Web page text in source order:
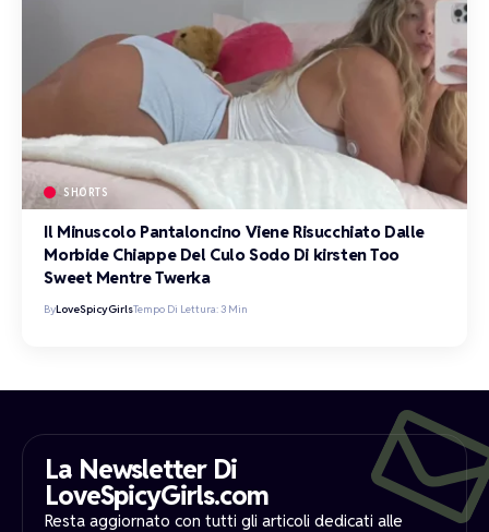
SHORTS
Il Minuscolo Pantaloncino Viene Risucchiato Dalle
Morbide Chiappe Del Culo Sodo Di kirsten Too
Sweet Mentre Twerka
ByLoveSpicyGirlsTempo Di Lettura: 3 Min
La Newsletter Di
LoveSpicyGirls.com
Resta aggiornato con tutti gli articoli dedicati alle